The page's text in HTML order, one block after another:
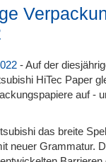
- Auf der
HiTec Paper
auf -
das breite
neuer Grammatur.